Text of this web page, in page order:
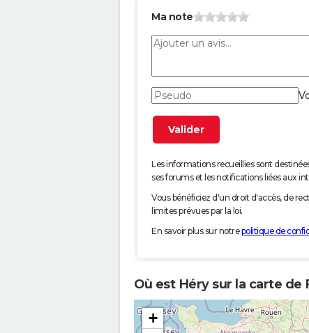
Ma note
Les informations recueillies sont
ses forums et les notifications liées aux
Vous bénéficiez d'un droit d'accès, de
limites prévues par la loi.
En savoir plus sur notrepolitique de
Où est Héry sur la carte de
+